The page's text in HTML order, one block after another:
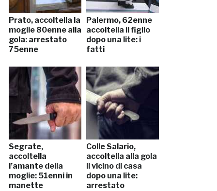
Prato, accoltella la
moglie 80enne alla
gola: arrestato
75enne
Palermo, 62enne
accoltella il figlio
dopo una lite: i
fatti
Segrate,
accoltella
l’amante della
moglie: 51enni in
manette
Colle Salario,
accoltella alla gola
il vicino di casa
dopo una lite:
arrestato